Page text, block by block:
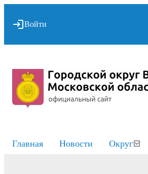
Войти
Главная Новости Округ